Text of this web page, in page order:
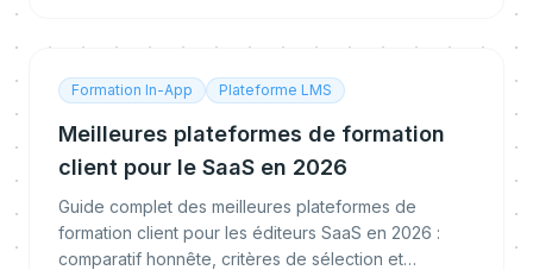
Formation In-App Plateforme LMS
Meilleures plateformes de formation
client pour le SaaS en 2026
Guide complet des meilleures plateformes de
formation client pour les éditeurs SaaS en 2026 :
comparatif honnête, critères de sélection et